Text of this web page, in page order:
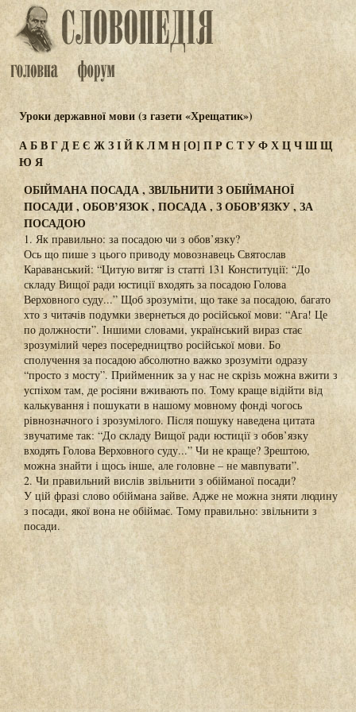
Уроки державної мови (з газети «Хрещатик»)
АБВГДЕЄ ЖЗІЙКЛМН[О] ПРСТУФХЦЧШЩ
Ю Я
ОБІЙМАНА ПОСАДА , ЗВІЛЬНИТИ З ОБІЙМАНОЇ
ПОСАДИ , ОБОВ’ЯЗОК , ПОСАДА , З ОБОВ’ЯЗКУ , ЗА
ПОСАДОЮ
1. Як правильно: за посадою чи з обов’язку?
Ось що пише з цього приводу мовознавець Святослав
Караванський: “Цитую витяг із статті 131 Конституції: “До
складу Вищої ради юстиції входять за посадою Голова
Верховного суду...” Щоб зрозуміти, що таке за посадою, багато
хто з читачів подумки звернеться до російської мови: “Ага! Це
по должности”. Іншими словами, український вираз стає
зрозумілий через посередництво російської мови. Бо
сполучення за посадою абсолютно важко зрозуміти одразу
“просто з мосту”. Прийменник за у нас не скрізь можна вжити з
успіхом там, де росіяни вживають по. Тому краще відійти від
калькування і пошукати в нашому мовному фонді чогось
рівнозначного і зрозумілого. Після пошуку наведена цитата
звучатиме так: “До складу Вищої ради юстиції з обов’язку
входять Голова Верховного суду...” Чи не краще? Зрештою,
можна знайти і щось інше, але головне – не мавпувати”.
2. Чи правильний вислів звільнити з обійманої посади?
У цій фразі слово обіймана зайве. Адже не можна зняти людину
з посади, якої вона не обіймає. Тому правильно: звільнити з
посади.